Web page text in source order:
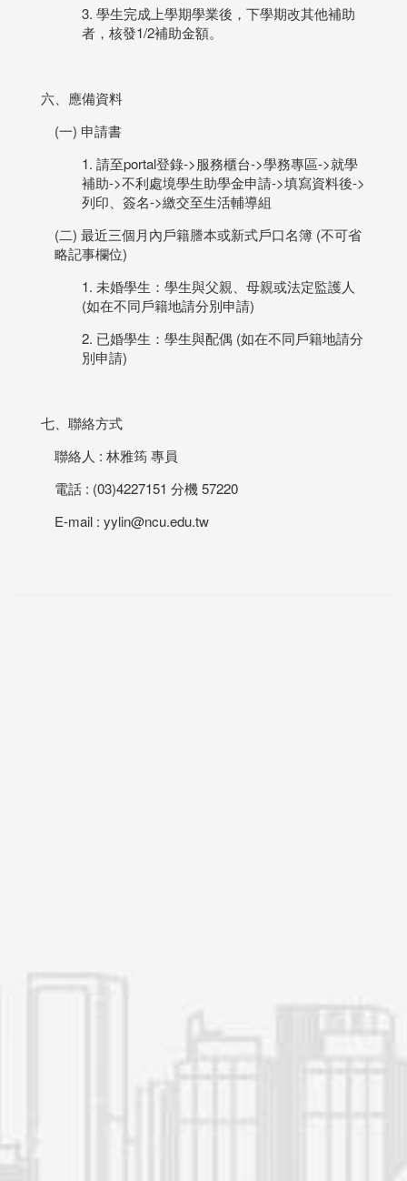
3. 學生完成上學期學業後，下學期改其他補助
者，核發1/2補助金額。
六、應備資料
(一) 申請書
1. 請至portal登錄->服務櫃台->學務專區->就學
補助->不利處境學生助學金申請->填寫資料後->
列印、簽名->繳交至生活輔導組
(二) 最近三個月內戶籍謄本或新式戶口名簿 (不可省
略記事欄位)
1. 未婚學生：學生與父親、母親或法定監護人
(如在不同戶籍地請分別申請)
2. 已婚學生：學生與配偶 (如在不同戶籍地請分
別申請)
七、聯絡方式
聯絡人 : 林雅筠 專員
電話 : (03)4227151 分機 57220
E-mail : yylin@ncu.edu.tw